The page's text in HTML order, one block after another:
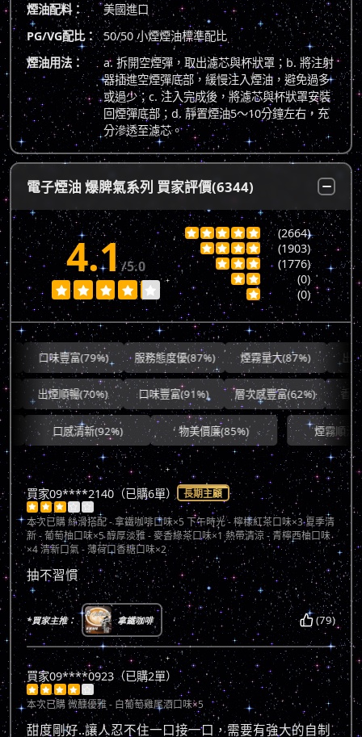
煙油配料：
美國進口
PG/VG配比： 50/50 小煙煙油標準配比
煙油用法：
a. 拆開空煙彈，取出濾芯與杯狀罩；b. 將注射
器插進空煙彈底部，緩慢注入煙油，避免過多
或過少；c. 注入完成後，將濾芯與杯狀罩安裝
回煙彈底部；d. 靜置煙油5～10分鐘左右，充
分滲透至濾芯。
電子煙油 爆脾氣系列 買家評價(6344)
4.1/5.0
    
     (2664)
    (1903)
   (1776)
  (0)
 (0)
口味豐富(79%) 服務態度優(87%) 煙霧量大(87%) 出貨快速
出煙順暢(70%) 口味豐富(91%) 層次感豐富(62%) 香氣協
口感清新(92%) 物美價廉(85%) 煙霧順滑(71%)
買家09****2140（已購6單） 長期主顧
    
本次已購絲滑搭配 - 拿鐵咖啡口味×5 下午時光 - 檸檬紅茶口味×3 夏季清
新 - 葡萄柚口味×5 醇厚淡雅 - 麥香綠茶口味×1 熱帶清涼 - 青檸西柚口味
×4 清新口氣 - 薄荷口香糖口味×2
抽不習慣
*買家主推： 拿鐵咖啡 (79)
買家09****0923（已購2單）
    
本次已購微醺優雅 - 白葡萄雞尾酒口味×5
甜度剛好..讓人忍不住一口接一口，需要有強大的自制